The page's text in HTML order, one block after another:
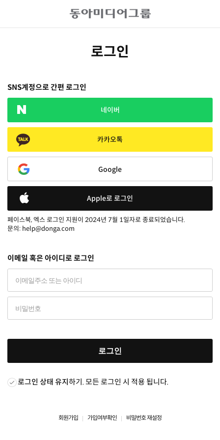
로그인
SNS계정으로 간편 로그인
네이버
카카오톡
Google
Apple로 로그인
페이스북, 엑스 로그인 지원이 2024년 7월 1일자로 종료되었습니다.
문의: help@donga.com
이메일 혹은 아이디로 로그인
로그인
로그인 상태 유지하기. 모든 로그인 시 적용 됩니다.
회원가입 가입여부확인 비밀번호 재설정